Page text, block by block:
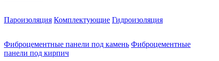
Пароизоляция Комплектующие Гидроизоляция
Фиброцементные панели под камень Фиброцементные
панели под кирпич